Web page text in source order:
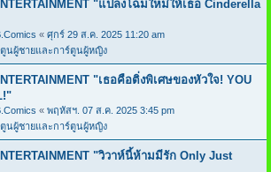
"แปลงโฉมใหม่ให้เธอ Cinderella
« ศุกร์ 29 ส.ค. 2025 11:20 am
นผู้ชายและการ์ตูนผู้หญิง
"เธอคือติ่งพิเศษของหัวใจ! YOU
« พฤหัสฯ. 07 ส.ค. 2025 3:45 pm
นผู้ชายและการ์ตูนผู้หญิง
"วิวาห์นี้ห้ามมีรัก Only Just